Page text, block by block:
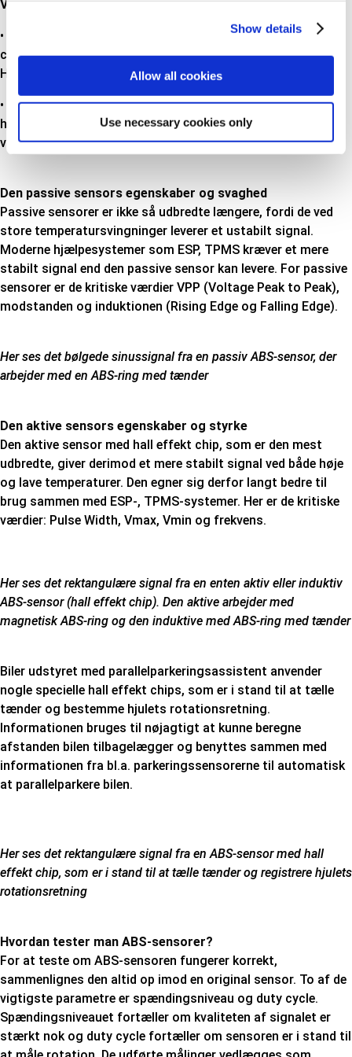
Show details
Allow all cookies
Use necessary cookies only
VIDSTE DU AT:
• Alle producenter af OE sensorer benytter sig af hall effekt
chips fremstillet af enten Allegro, Infinion, Melexis eller
Honeywell?
• Vi bruger originale hall effekt chips i vores sensorer? Ved
hjælp af røntgenfotografering fastlægger vi fabrikat og
varenummer på chippen i den originale sensor.
Den passive sensors egenskaber og svaghed
Passive sensorer er ikke så udbredte længere, fordi de ved
store temperatursvingninger leverer et ustabilt signal.
Moderne hjælpesystemer som ESP, TPMS kræver et mere
stabilt signal end den passive sensor kan levere. For passive
sensorer er de kritiske værdier VPP (Voltage Peak to Peak),
modstanden og induktionen (Rising Edge og Falling Edge).
Her ses det bølgede sinussignal fra en passiv ABS-sensor, der
arbejder med en ABS-ring med tænder
Den aktive sensors egenskaber og styrke
Den aktive sensor med hall effekt chip, som er den mest
udbredte, giver derimod et mere stabilt signal ved både høje
og lave temperaturer. Den egner sig derfor langt bedre til
brug sammen med ESP-, TPMS-systemer. Her er de kritiske
værdier: Pulse Width, Vmax, Vmin og frekvens.
Her ses det rektangulære signal fra en enten aktiv eller induktiv
ABS-sensor (hall effekt chip). Den aktive arbejder med
magnetisk ABS-ring og den induktive med ABS-ring med tænder
Biler udstyret med parallelparkeringsassistent anvender
nogle specielle hall effekt chips, som er i stand til at tælle
tænder og bestemme hjulets rotationsretning.
Informationen bruges til nøjagtigt at kunne beregne
afstanden bilen tilbagelægger og benyttes sammen med
informationen fra bl.a. parkeringssensorerne til automatisk
at parallelparkere bilen.
Her ses det rektangulære signal fra en ABS-sensor med hall
effekt chip, som er i stand til at tælle tænder og registrere hjulets
rotationsretning
Hvordan tester man ABS-sensorer?
For at teste om ABS-sensoren fungerer korrekt,
sammenlignes den altid op imod en original sensor. To af de
vigtigste parametre er spændingsniveau og duty cycle.
Spændingsniveauet fortæller om kvaliteten af signalet er
stærkt nok og duty cycle fortæller om sensoren er i stand til